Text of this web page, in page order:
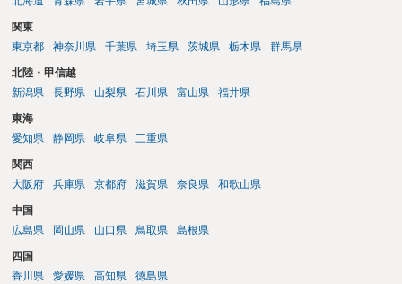
関東
東京都
神奈川県 千葉県 埼玉県 茨城県 栃木県 群馬県
北陸・甲信越
新潟県
長野県 山梨県 石川県 富山県 福井県
東海
愛知県
静岡県 岐阜県 三重県
関西
大阪府
兵庫県 京都府 滋賀県 奈良県 和歌山県
中国
広島県
岡山県 山口県 鳥取県 島根県
四国
香川県
愛媛県 高知県 徳島県